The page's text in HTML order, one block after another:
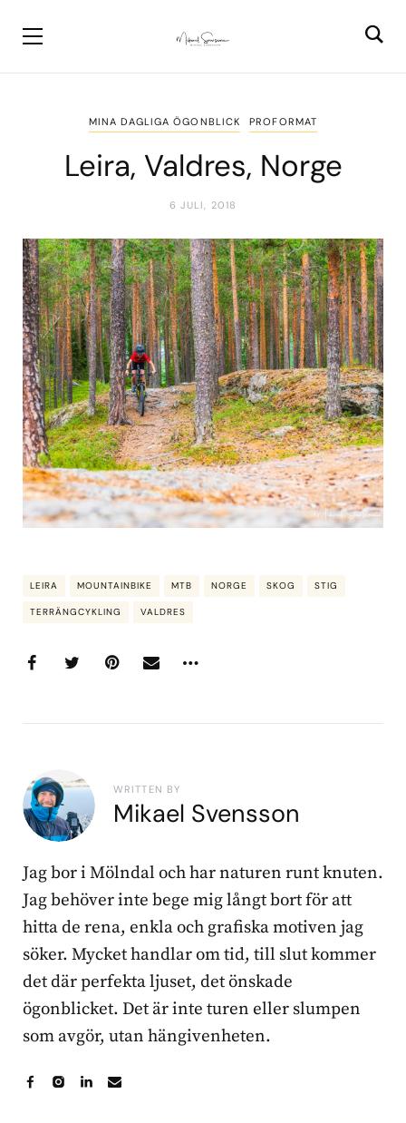
MINA DAGLIGA ÖGONBLICK PROFORMAT
Leira, Valdres, Norge
6 JULI, 2018
LEIRA MOUNTAINBIKE MTB NORGE SKOG STIG
TERRÄNGCYKLING VALDRES
WRITTEN BY
Mikael Svensson
Jag bor i Mölndal och har naturen runt knuten.
Jag behöver inte bege mig långt bort för att
hitta de rena, enkla och grafiska motiven jag
söker. Mycket handlar om tid, till slut kommer
det där perfekta ljuset, det önskade
ögonblicket. Det är inte turen eller slumpen
som avgör, utan hängivenheten.